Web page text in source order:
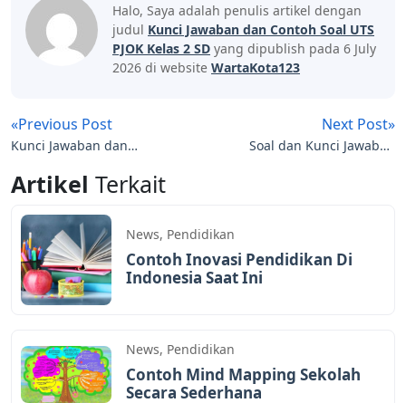
Halo, Saya adalah penulis artikel dengan
judul Kunci Jawaban dan Contoh Soal UTS
PJOK Kelas 2 SD yang dipublish pada 6 July
2026 di website WartaKota123
«Previous Post
Kunci Jawaban dan
1 SD (Kurikulum
Next Post»
Soal dan Kunci Jawaban
Artikel Terkait
News, Pendidikan
Contoh Inovasi Pendidikan Di
Indonesia Saat Ini
News, Pendidikan
Contoh Mind Mapping Sekolah
Secara Sederhana